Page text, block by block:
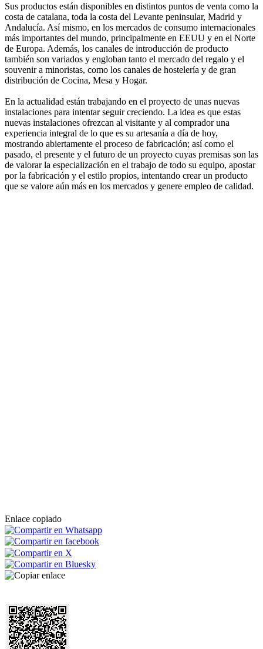
Sus productos están disponibles en distintos puntos de venta como la
costa de catalana, toda la costa del Levante peninsular, Madrid y
Andalucía. Así mismo, en los mercados de consumo internacionales
más importantes del mundo, principalmente en EEUU y en el Norte
de Europa. Además, los canales de introducción de producto
también son variados y engloban tanto el mercado del regalo y el
souvenir a minoristas, como los canales de hostelería y de gran
distribución de Cocina, Mesa y Hogar.
En la actualidad están trabajando en el proyecto de unas nuevas
instalaciones para intentar seguir creciendo. La idea es que estas
nuevas instalaciones ofrezcan al visitante y al comprador una
experiencia integral de lo que es su artesanía a día de hoy,
mostrando abiertamente el proceso de fabricación; así como el
pasado, el presente y el futuro de un proyecto cuyas premisas son las
de valorar la especialización en el trabajo de todo su equipo, apostar
por la fabricación y el estilo propios, intentando crear un producto
que se valore aún más en los mercados y genere empleo de calidad.
Enlace copiado